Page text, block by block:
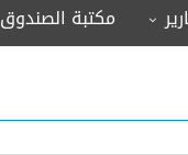
مكتبة الصندوق